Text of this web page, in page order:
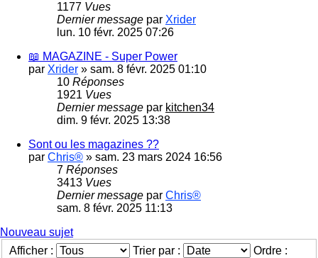
1177 Vues
Dernier message par Xrider
lun. 10 févr. 2025 07:26
📖 MAGAZINE - Super Power
par Xrider » sam. 8 févr. 2025 01:10
10 Réponses
1921 Vues
Dernier message par kitchen34
dim. 9 févr. 2025 13:38
Sont ou les magazines ??
par Chris® » sam. 23 mars 2024 16:56
7 Réponses
3413 Vues
Dernier message par Chris®
sam. 8 févr. 2025 11:13
Nouveau sujet
Afficher :
Trier par : Ordre :